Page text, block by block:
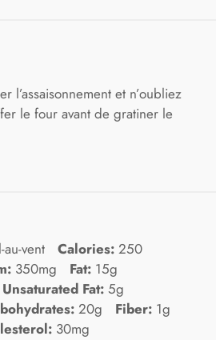
l’assaisonnement et n’oubliez
le four avant de gratiner le
au-vent Calories: 250
350mg Fat: 15g
Unsaturated Fat: 5g
20g Fiber: 1g
30mg